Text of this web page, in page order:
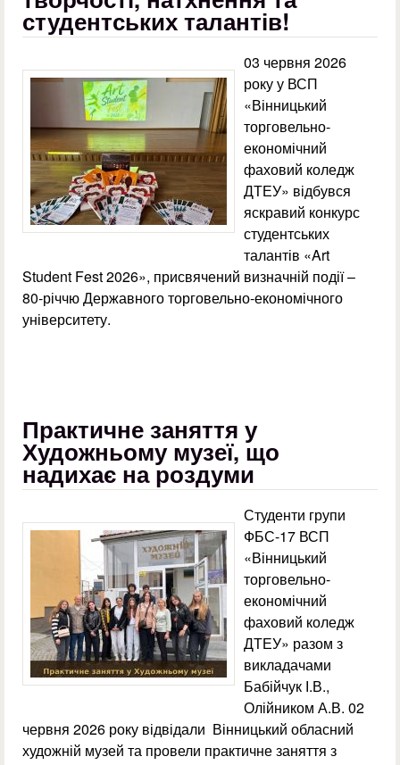
студентських талантів!
03 червня 2026
року у ВСП
«Вінницький
торговельно-
економічний
фаховий коледж
ДТЕУ» відбувся
яскравий конкурс
студентських
талантів «Art
Student Fest 2026», присвячений визначній події –
80-річчю Державного торговельно-економічного
університету.
Практичне заняття у
Художньому музеї, що
надихає на роздуми
Студенти групи
ФБС-17 ВСП
«Вінницький
торговельно-
економічний
фаховий коледж
ДТЕУ» разом з
викладачами
Бабійчук І.В.,
Олійником А.В. 02
червня 2026 року відвідали Вінницький обласний
художній музей та провели практичне заняття з